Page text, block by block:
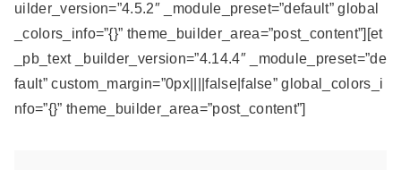
uilder_version=”4.5.2″ _module_preset=”default” global
_colors_info=”{}” theme_builder_area=”post_content”][et
_pb_text _builder_version=”4.14.4″ _module_preset=”de
fault” custom_margin=”0px||||false|false” global_colors_i
nfo=”{}” theme_builder_area=”post_content”]